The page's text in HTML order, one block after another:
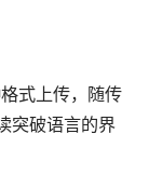
式上传，随传
突破语言的界